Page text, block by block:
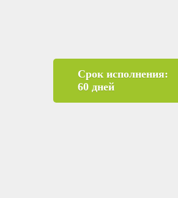
Срок исполнения:
60 дней